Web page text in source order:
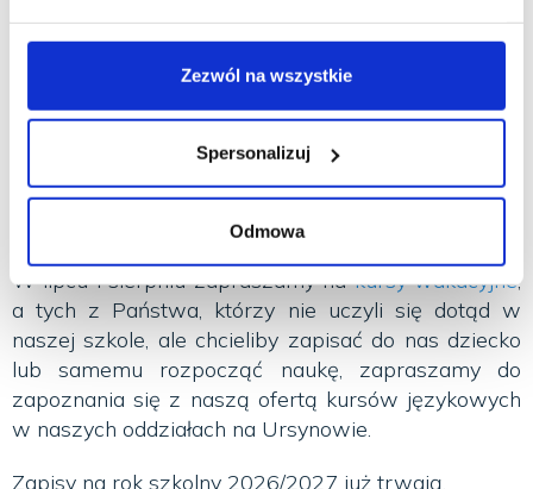
Zezwól na wszystkie
Spersonalizuj
Odmowa
Wakacje i co dalej?
Dziękujemy za wspólny rok oraz źyczymy
wszystkim wspaniałych, słonecznych i
podróży, nowych znajomości praz wielu okazji do
wykorzystania zdobytych na zajęciach
W lipcu i sierpniu zapraszamy nakursy wakacyjne,
a tych z Państwa, którzy nie uczyli się dotąd w
naszej szkole, ale chcieliby zapisać do nas dziecko
lub samemu rozpocząć naukę, zapraszamy do
zapoznania się z naszą ofertą kursów językowych
w naszych oddziałach na Ursynowie.
Zapisy na rok szkolny 2026/2027 już trwają.